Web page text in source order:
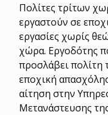
Πολίτες τρίτων
εργαστούν σε
εργασίες χωρίς
χώρα. Εργοδότης
προσλάβει πολίτη
εποχική
αίτηση στην
Μετανάστευσης